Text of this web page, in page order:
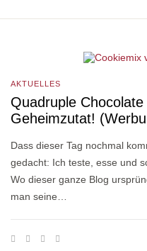
AKTUELLES
Quadruple
Geheimzutat!
Dass dieser Tag nochmal
gedacht: Ich teste, esse und
Wo dieser ganze Blog
man seine…